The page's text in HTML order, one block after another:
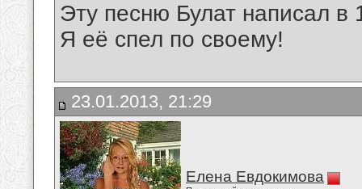
Эту песню Булат написал в
Я её спел по своему!
23.01.2013, 21:29
Елена Евдокимова